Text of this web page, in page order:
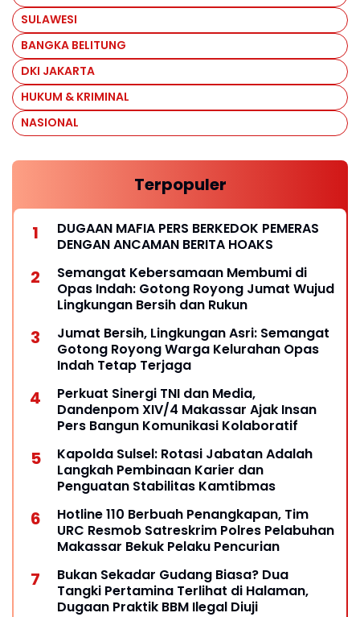
SULAWESI
BANGKA BELITUNG
DKI JAKARTA
HUKUM & KRIMINAL
NASIONAL
Terpopuler
DUGAAN MAFIA PERS BERKEDOK PEMERAS
DENGAN ANCAMAN BERITA HOAKS
Semangat Kebersamaan Membumi di
Opas Indah: Gotong Royong Jumat Wujud
Lingkungan Bersih dan Rukun
Jumat Bersih, Lingkungan Asri: Semangat
Gotong Royong Warga Kelurahan Opas
Indah Tetap Terjaga
Perkuat Sinergi TNI dan Media,
Dandenpom XIV/4 Makassar Ajak Insan
Pers Bangun Komunikasi Kolaboratif
Kapolda Sulsel: Rotasi Jabatan Adalah
Langkah Pembinaan Karier dan
Penguatan Stabilitas Kamtibmas
Hotline 110 Berbuah Penangkapan, Tim
URC Resmob Satreskrim Polres Pelabuhan
Makassar Bekuk Pelaku Pencurian
Bukan Sekadar Gudang Biasa? Dua
Tangki Pertamina Terlihat di Halaman,
Dugaan Praktik BBM Ilegal Diuji